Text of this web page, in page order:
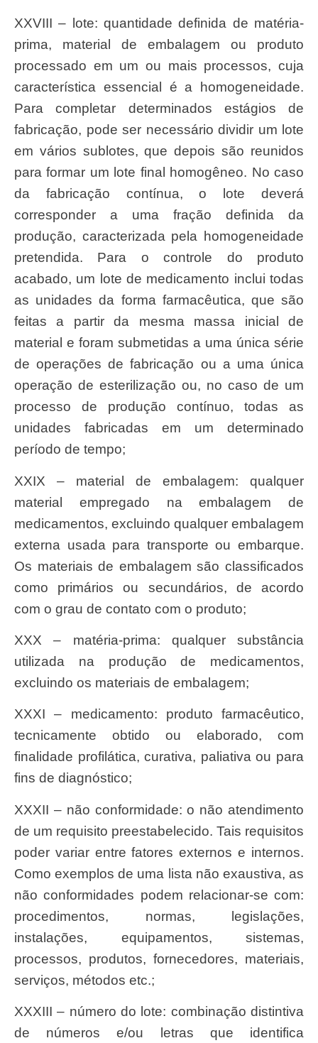
XXVIII – lote: quantidade definida de matéria-
prima, material de embalagem ou produto
processado em um ou mais processos, cuja
característica essencial é a homogeneidade.
Para completar determinados estágios de
fabricação, pode ser necessário dividir um lote
em vários sublotes, que depois são reunidos
para formar um lote final homogêneo. No caso
da fabricação contínua, o lote deverá
corresponder a uma fração definida da
produção, caracterizada pela homogeneidade
pretendida. Para o controle do produto
acabado, um lote de medicamento inclui todas
as unidades da forma farmacêutica, que são
feitas a partir da mesma massa inicial de
material e foram submetidas a uma única série
de operações de fabricação ou a uma única
operação de esterilização ou, no caso de um
processo de produção contínuo, todas as
unidades fabricadas em um determinado
período de tempo;
XXIX – material de embalagem: qualquer
material empregado na embalagem de
medicamentos, excluindo qualquer embalagem
externa usada para transporte ou embarque.
Os materiais de embalagem são classificados
como primários ou secundários, de acordo
com o grau de contato com o produto;
XXX – matéria-prima: qualquer substância
utilizada na produção de medicamentos,
excluindo os materiais de embalagem;
XXXI – medicamento: produto farmacêutico,
tecnicamente obtido ou elaborado, com
finalidade profilática, curativa, paliativa ou para
fins de diagnóstico;
XXXII – não conformidade: o não atendimento
de um requisito preestabelecido. Tais requisitos
poder variar entre fatores externos e internos.
Como exemplos de uma lista não exaustiva, as
não conformidades podem relacionar-se com:
procedimentos, normas, legislações,
instalações, equipamentos, sistemas,
processos, produtos, fornecedores, materiais,
serviços, métodos etc.;
XXXIII – número do lote: combinação distintiva
de números e/ou letras que identifica